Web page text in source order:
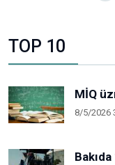
TOP 10
MİQ
8/5/2026